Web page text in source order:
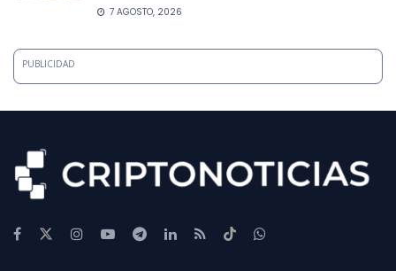
7 AGOSTO, 2026
PUBLICIDAD